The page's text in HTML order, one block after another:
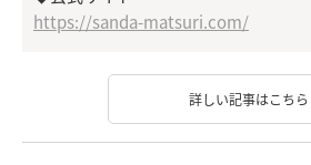
https://sanda-matsuri.com/
詳しい記事はこちら